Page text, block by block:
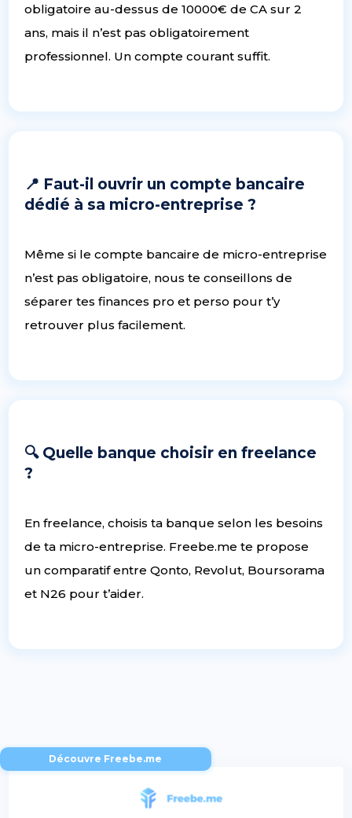
obligatoire au-dessus de 10000€ de CA sur 2
ans, mais il n’est pas obligatoirement
professionnel. Un compte courant suffit.
📍 Faut-il ouvrir un compte bancaire
dédié à sa micro-entreprise ?
Même si le compte bancaire de micro-entreprise
n’est pas obligatoire, nous te conseillons de
séparer tes finances pro et perso pour t’y
retrouver plus facilement.
🔍 Quelle banque choisir en freelance
?
En freelance, choisis ta banque selon les besoins
de ta micro-entreprise. Freebe.me te propose
un comparatif entre Qonto, Revolut, Boursorama
et N26 pour t’aider.
Découvre Freebe.me